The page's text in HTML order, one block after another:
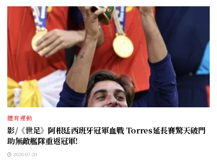
體育運動
影/《世足》阿根廷西班牙冠軍血戰 Torres延長賽驚天破門
助無敵艦隊重返冠軍!
2026-07-20